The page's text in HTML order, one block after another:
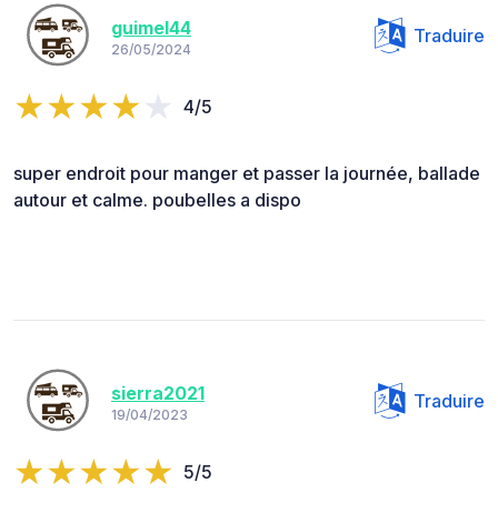
guimel44
26/05/2024
Traduire
4/5
super endroit pour manger et passer la journée, ballade
autour et calme. poubelles a dispo
sierra2021
19/04/2023
Traduire
5/5